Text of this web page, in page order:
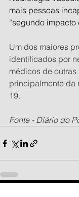
mais pessoas
“segundo impacto
Um dos maiores
identificados por
médicos de outras
principalmente da
19.
Fonte - Diário do